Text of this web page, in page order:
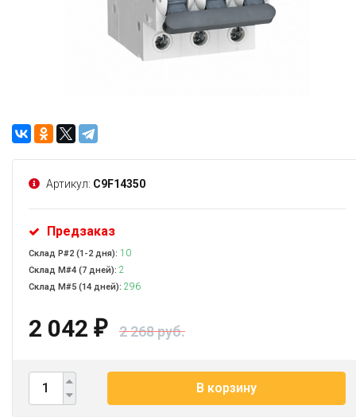
Артикул: C9F14350
Предзаказ
Склад Р#2 (1-2 дня): 10
Склад М#4 (7 дней): 2
Склад М#5 (14 дней): 296
2 042 ₽ 2 268 руб.
В корзину